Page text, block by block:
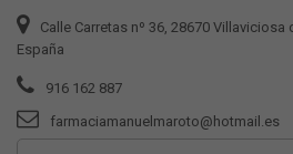
Calle Carretas nº 36, 28670
España
916 162 887
farmaciamanuelmaroto@hotmail.es